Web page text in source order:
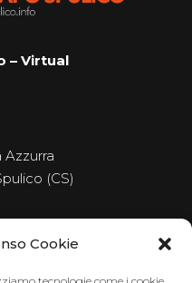
Cookie
– Virtual
Azzurra
(CS)